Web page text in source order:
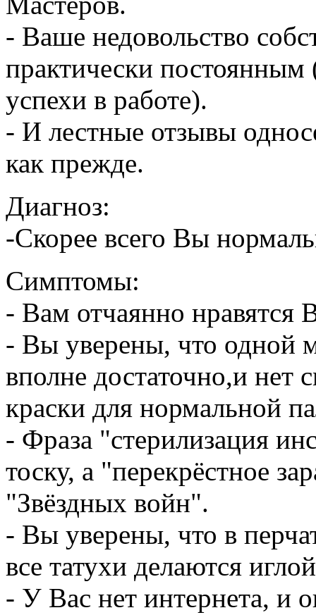
- Ваше недовольство
практически
успехи в работе).
- И лестные отзывы
как прежде.
Диагноз:
-Скорее всего Вы
Симптомы:
- Вам отчаянно нравятся
- Вы уверены, что одной
вполне достаточно,и нет
краски для нормальной
- Фраза "стерилизация
тоску, а "перекрёстное
"Звёздных войн".
- Вы уверены, что в
все татухи делаются
- У Вас нет интернета, и